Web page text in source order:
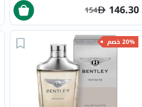
146.30
154
20% خصم